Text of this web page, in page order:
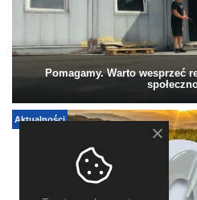
Pomagamy. Warto wesprzeć
Aktualności